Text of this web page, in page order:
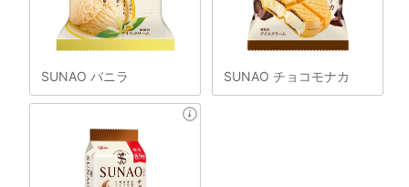
SUNAO バニラ SUNAO チョコモナカ